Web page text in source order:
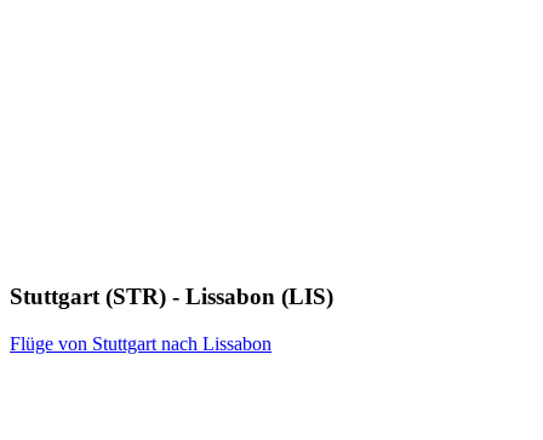
Stuttgart (STR) - Lissabon (LIS)
Flüge von Stuttgart nach Lissabon